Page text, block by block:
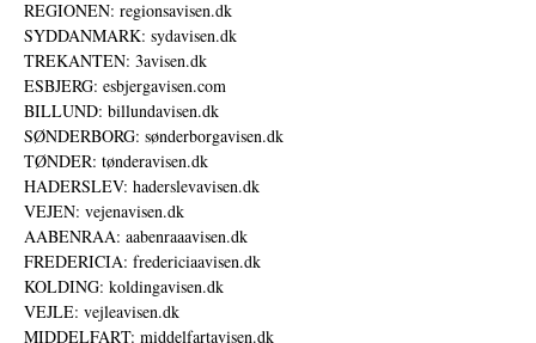
REGIONEN: regionsavisen.dk
SYDDANMARK: sydavisen.dk
TREKANTEN: 3avisen.dk
ESBJERG: esbjergavisen.com
BILLUND: billundavisen.dk
SØNDERBORG: sønderborgavisen.dk
TØNDER: tønderavisen.dk
HADERSLEV: haderslevavisen.dk
VEJEN: vejenavisen.dk
AABENRAA: aabenraaavisen.dk
FREDERICIA: fredericiaavisen.dk
KOLDING: koldingavisen.dk
VEJLE: vejleavisen.dk
MIDDELFART: middelfartavisen.dk